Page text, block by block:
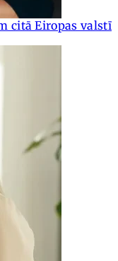
citā Eiropas valstī